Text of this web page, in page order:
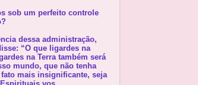
sob um perfeito controle
dessa administração,
“O que ligardes na
na Terra também será
mundo, que não tenha
mais insignificante, seja